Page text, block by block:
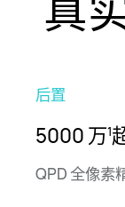
后置
5000 万1
QPD 全像素
前置
5000 万1
1/2.5" 超大底